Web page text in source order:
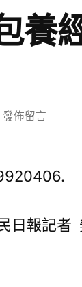
養
在
見
專
發佈留言
日報記